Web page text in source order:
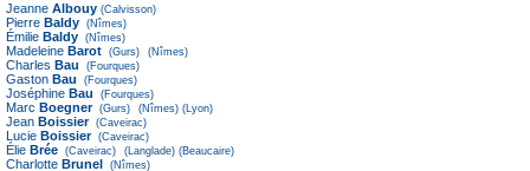
Jeanne Albouy (Calvisson)
Pierre Baldy (Nîmes)
Émilie Baldy (Nîmes)
Madeleine Barot (Gurs) (Nîmes)
Charles Bau (Fourques)
Gaston Bau (Fourques)
Joséphine Bau (Fourques)
Marc Boegner (Gurs) (Nîmes) (Lyon)
Jean Boissier (Caveirac)
Lucie Boissier (Caveirac)
Élie Brée (Caveirac) (Langlade) (Beaucaire)
Charlotte Brunel (Nîmes)